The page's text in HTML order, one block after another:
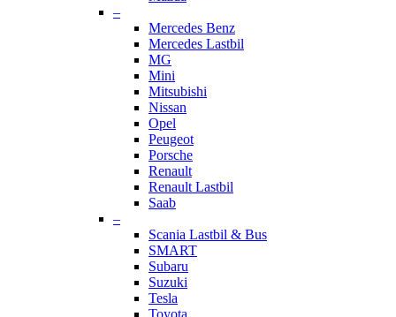
–
Mercedes Benz
Mercedes Lastbil
MG
Mini
Mitsubishi
Nissan
Opel
Peugeot
Porsche
Renault
Renault Lastbil
Saab
–
Scania Lastbil & Bus
SMART
Subaru
Suzuki
Tesla
Toyota